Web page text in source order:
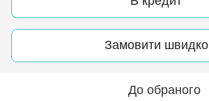
Замовити швидко
До обраного